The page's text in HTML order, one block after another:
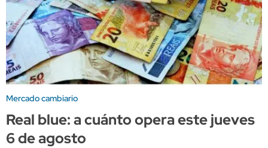
Mercado cambiario
Real blue: a cuánto opera este jueves
6 de agosto